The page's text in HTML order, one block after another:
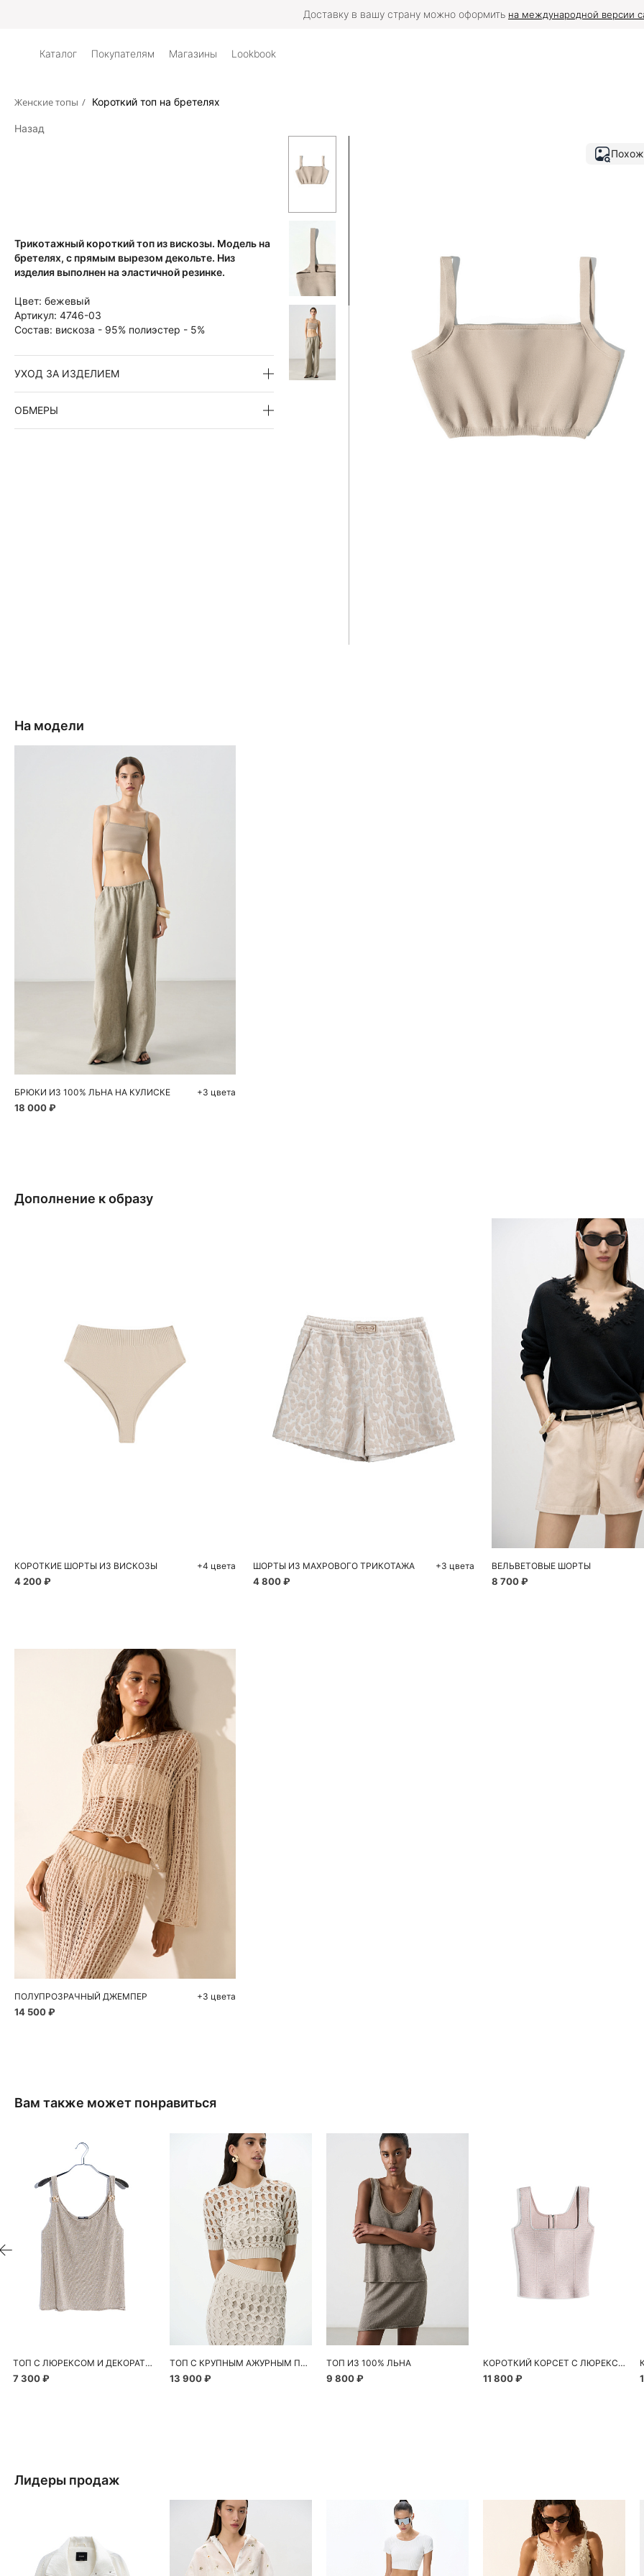
Доставку в вашу страну можно оформить на международной версии
Каталог Покупателям Магазины Lookbook
Женские топы / Короткий топ на бретелях
Назад
Трикотажный короткий топ из вискозы. Модель на
бретелях, с прямым вырезом декольте. Низ
изделия выполнен на эластичной резинке.
Цвет: бежевый
Артикул: 4746-03
Состав: вискоза - 95% полиэстер - 5%
УХОД ЗА ИЗДЕЛИЕМ
ОБМЕРЫ
На модели
Добавить в корзину
БРЮКИ ИЗ 100% ЛЬНА НА КУЛИСКЕ
18 000 ₽
+3 цвета
Дополнение к образу
КОРОТКИЕ ШОРТЫ ИЗ ВИСКОЗЫ
4 200 ₽
+4 цвета ШОРТЫ ИЗ МАХРОВОГО ТРИКОТАЖА
4 800 ₽
+3 цвета
Добавить в
XS S
ВЕЛЬВЕТОВЫЕ ШОРТЫ
8 700 ₽
Добавить в корзину
S M
ПОЛУПРОЗРАЧНЫЙ ДЖЕМПЕР
14 500 ₽
+3 цвета
Вам также может понравиться
ТОП С ЛЮРЕКСОМ И ДЕКОРАТИВНЫМИ ПЕРЕМЫЧКАМИ
7 300 ₽
ТОП С КРУПНЫМ АЖУРНЫМ ПЕРЕПЛЕТЕНИЕМ
13 900 ₽
ТОП ИЗ 100% ЛЬНА
9 800 ₽
КОРОТКИЙ КОРСЕТ С ЛЮРЕКСОМ
11 800 ₽
Лидеры продаж